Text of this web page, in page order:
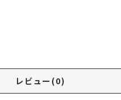
レビュー(0)